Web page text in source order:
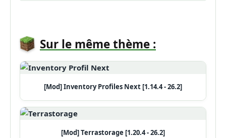
Sur le même thème :
[Mod] Inventory Profiles Next [1.14.4 - 26.2]
[Mod] Terrastorage [1.20.4 - 26.2]